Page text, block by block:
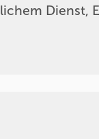
Dienst,